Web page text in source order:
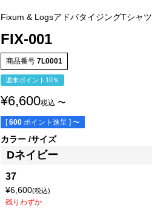
Fixum & LogsアドバタイジングTシャツ
FIX-001
商品番号 7L0001
週末ポイント10％
¥6,600税込 〜
[ 600 ポイント進呈 ] 〜
カラー サイズ
Dネイビー
37
¥6,600 税込
残りわずか